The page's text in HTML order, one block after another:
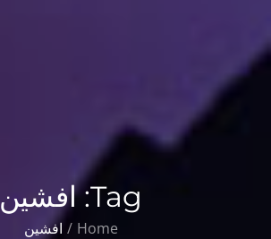
Tag: افشین
Home افشین